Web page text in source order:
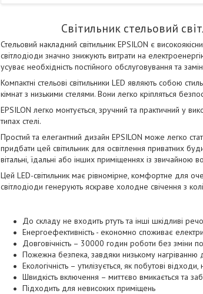
Світильник стельовий
Стельовий накладний світильник EPSILON є
світлодіоди значно знижують витрати на
усуває необхідність постійного обслуговування та
Компактні стельові світильники LED являють собою
кімнат з низькими стелями. Вони легко кріпляться
EPSILON легко монтується, зручний та практичний у
типах стелі.
Простий та елегантний дизайн EPSILON може легко
придбати цей світильник для освітлення приватних
вітальні, їдальні або інших приміщеннях із звичайною
Цей LED-світильник має рівномірне, комфортне для
світлодіоди генерують яскраве холодне свічення з
До складу не входить ртуть та інші шкідливі
Енергоефективність - економно споживає
Довговічність – 30000 годин роботи без зміни
Пожежна безпека, завдяки низькому нагріванню
Екологічність – утилізується, як побутові
Швидкість включення – миттєво вмикається та
Підходить для невисоких приміщень